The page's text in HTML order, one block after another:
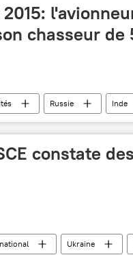
chasseur de
Russie Inde
constate
Ukraine